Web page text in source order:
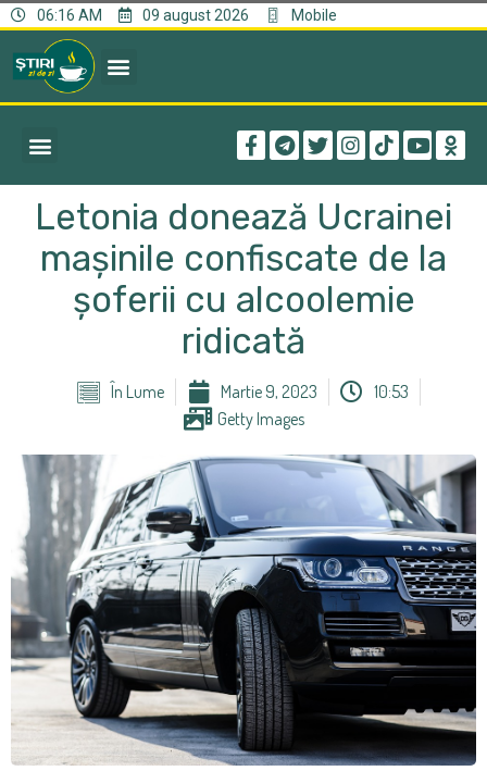
06:16 AM 09 august 2026 Mobile
Letonia donează Ucrainei
maşinile confiscate de la
şoferii cu alcoolemie
ridicată
În Lume Martie 9, 2023
10:53
Getty Images